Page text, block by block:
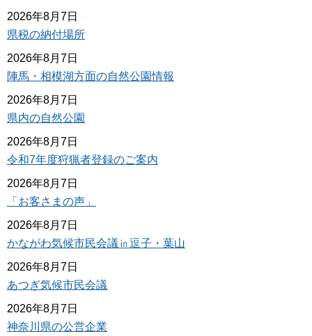
2026年8月7日
県税の納付場所
2026年8月7日
陣馬・相模湖方面の自然公園情報
2026年8月7日
県内の自然公園
2026年8月7日
令和7年度狩猟者登録のご案内
2026年8月7日
「お客さまの声」
2026年8月7日
かながわ気候市民会議㏌逗子・葉山
2026年8月7日
あつぎ気候市民会議
2026年8月7日
神奈川県の公営企業